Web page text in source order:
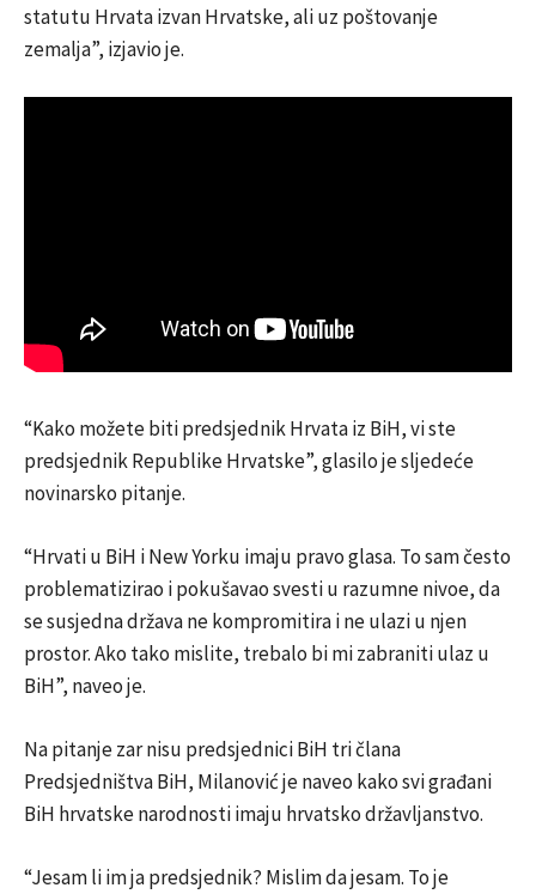
statutu Hrvata izvan Hrvatske, ali uz poštovanje
zemalja”, izjavio je.
“Kako možete biti predsjednik Hrvata iz BiH, vi ste
predsjednik Republike Hrvatske”, glasilo je sljedeće
novinarsko pitanje.
“Hrvati u BiH i New Yorku imaju pravo glasa. To sam često
problematizirao i pokušavao svesti u razumne nivoe, da
se susjedna država ne kompromitira i ne ulazi u njen
prostor. Ako tako mislite, trebalo bi mi zabraniti ulaz u
BiH”, naveo je.
Na pitanje zar nisu predsjednici BiH tri člana
Predsjedništva BiH, Milanović je naveo kako svi građani
BiH hrvatske narodnosti imaju hrvatsko državljanstvo.
“Jesam li im ja predsjednik? Mislim da jesam. To je